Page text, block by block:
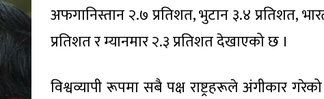
अफगानिस्तान २.७ प्रतिशत, भुटान ३.४ प्रतिशत,
प्रतिशत र म्यानमार २.३ प्रतिशत देखाएको छ ।
विश्वव्यापी रूपमा सबै पक्ष राष्ट्रहरूले अंगीकार